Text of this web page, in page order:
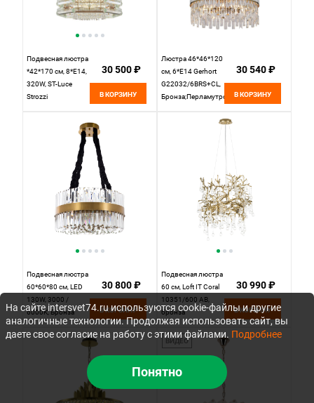
Подвесная люстра
*42*170 см, 8*E14,
320W, ST-Luce
Strozzi
30 500 ₽
В КОРЗИНУ
Люстра 46*46*120
см, 6*E14 Gerhort
G22032/6BRS+CL,
Бронза;Перламутровый
30 540 ₽
В КОРЗИНУ
Подвесная люстра
60*60*80 см, LED
130W, 3000 /
6000K, Бронза
MODELUX
ML.005.600
30 800 ₽
В КОРЗИНУ
Подвесная люстра
60 см, Loft IT Coral
10351/600 AB,
бронза
30 990 ₽
В КОРЗИНУ
ВИДЕО
На сайте intersvet74.ru используются cookie-файлы и другие
аналогичные технологии. Продолжая использовать сайт, вы
даете свое согласие на работу с этими файлами. Подробнее
Понятно